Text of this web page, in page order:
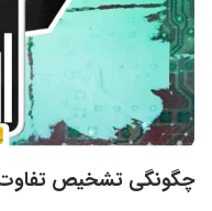
چگونگی تشخیص